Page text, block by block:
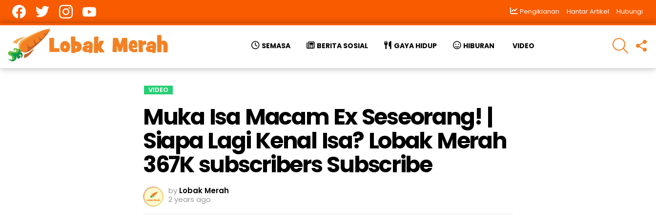
Pengiklanan Hantar Artikel Hubungi
SEMASA BERITA SOSIAL GAYA HIDUP HIBURAN VIDEO
SEARCH
VIDEO
Muka Isa Macam Ex Seseorang! |
Siapa Lagi Kenal Isa? Lobak Merah
367K subscribers Subscribe
by Lobak Merah
2 years ago